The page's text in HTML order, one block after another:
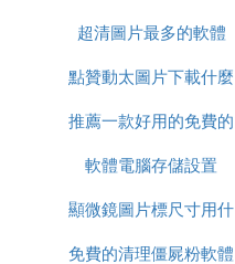
超清圖片最多的軟體
點贊動太圖片下載什麼
軟體
推薦一款好用的免費的
錄屏軟體
軟體電腦存儲設置
顯微鏡圖片標尺寸用什
麼軟體
免費的清理僵屍粉軟體